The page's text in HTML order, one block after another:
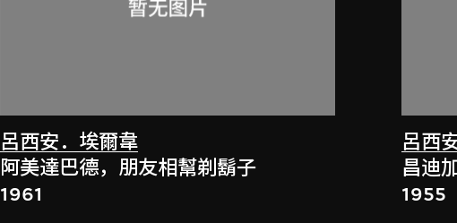
呂西安．埃爾韋
阿美達巴德，朋友相幫剃鬍子
1961
呂西
昌迪
1955